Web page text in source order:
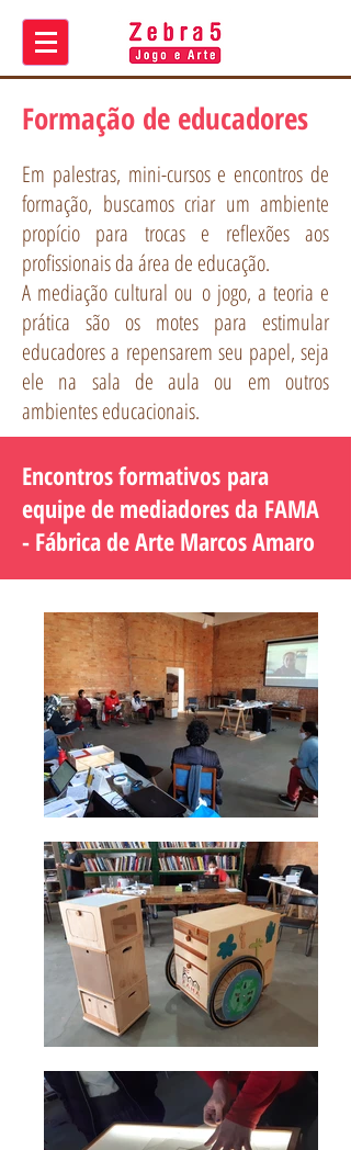
Formação de educadores
Em palestras, mini-cursos e encontros de
formação, buscamos criar um ambiente
propício para trocas e reflexões aos
profissionais da área de educação.
A mediação cultural ou o jogo, a teoria e
prática são os motes para estimular
educadores a repensarem seu papel, seja
ele na sala de aula ou em outros
ambientes educacionais.
Encontros formativos para
equipe de mediadores da FAMA
- Fábrica de Arte Marcos Amaro